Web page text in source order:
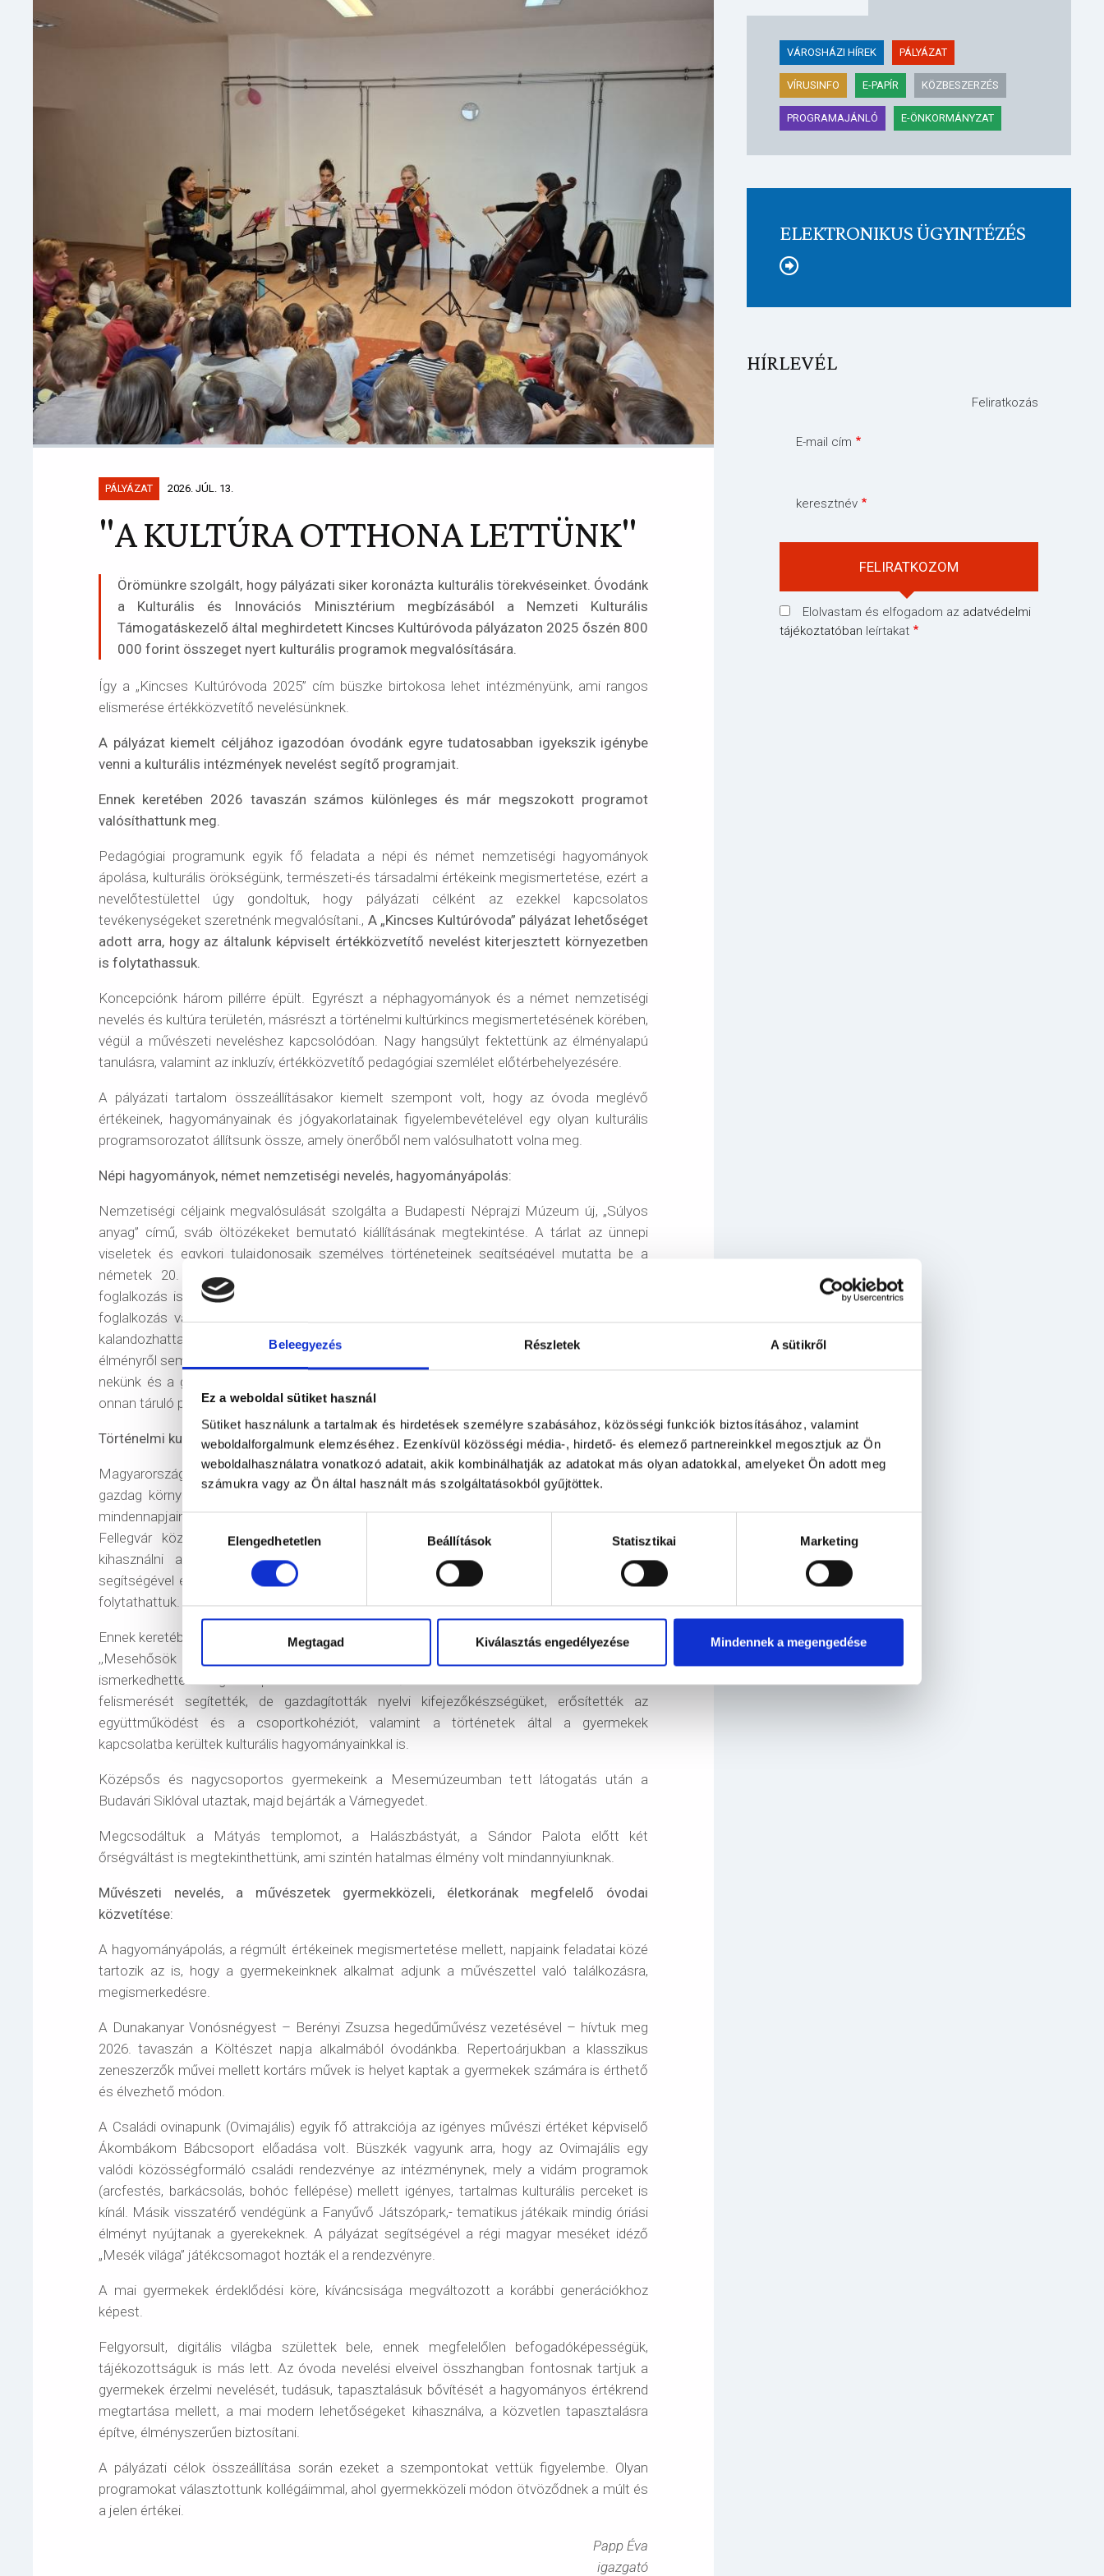
Beleegyezés Részletek A sütikről
Ez a weboldal sütiket használ
Sütiket használunk a tartalmak és hirdetések személyre szabásához, közösségi funkciók biztosításához, valamint
weboldalforgalmunk elemzéséhez. Ezenkívül közösségi média-, hirdető- és elemező partnereinkkel megosztjuk az Ön
weboldalhasználatra vonatkozó adatait, akik kombinálhatják az adatokat más olyan adatokkal, amelyeket Ön adott meg
számukra vagy az Ön által használt más szolgáltatásokból gyűjtöttek.
kiválasztásaElengedhetetlen Beállítások Statisztikai Marketing
Megtagad Kiválasztás engedélyezése Mindennek a megengedése
PÁLYÁZAT 2026. JÚL. 13.
"A KULTÚRA OTTHONA LETTÜNK"
Örömünkre szolgált, hogy pályázati siker koronázta kulturális törekvéseinket. Óvodánk
a Kulturális és Innovációs Minisztérium megbízásából a Nemzeti Kulturális
Támogatáskezelő által meghirdetett Kincses Kultúróvoda pályázaton 2025 őszén 800
000 forint összeget nyert kulturális programok megvalósítására.
Így a „Kincses Kultúróvoda 2025” cím büszke birtokosa lehet intézményünk, ami rangos
elismerése értékközvetítő nevelésünknek.
A pályázat kiemelt céljához igazodóan óvodánk egyre tudatosabban igyekszik igénybe
venni a kulturális intézmények nevelést segítő programjait.
Ennek keretében 2026 tavaszán számos különleges és már megszokott programot
valósíthattunk meg.
Pedagógiai programunk egyik fő feladata a népi és német nemzetiségi hagyományok
ápolása, kulturális örökségünk, természeti-és társadalmi értékeink megismertetése, ezért a
nevelőtestülettel úgy gondoltuk, hogy pályázati célként az ezekkel kapcsolatos
tevékenységeket szeretnénk megvalósítani., A „Kincses Kultúróvoda” pályázat lehetőséget
adott arra, hogy az általunk képviselt értékközvetítő nevelést kiterjesztett környezetben
is folytathassuk.
Koncepciónk három pillérre épült. Egyrészt a néphagyományok és a német nemzetiségi
nevelés és kultúra területén, másrészt a történelmi kultúrkincs megismertetésének körében,
végül a művészeti neveléshez kapcsolódóan. Nagy hangsúlyt fektettünk az élményalapú
tanulásra, valamint az inkluzív, értékközvetítő pedagógiai szemlélet előtérbehelyezésére.
A pályázati tartalom összeállításakor kiemelt szempont volt, hogy az óvoda meglévő
értékeinek, hagyományainak és jógyakorlatainak figyelembevételével egy olyan kulturális
programsorozatot állítsunk össze, amely önerőből nem valósulhatott volna meg.
Népi hagyományok, német nemzetiségi nevelés, hagyományápolás:
Nemzetiségi céljaink megvalósulását szolgálta a Budapesti Néprajzi Múzeum új, „Súlyos
anyag” című, sváb öltözékeket bemutató kiállításának megtekintése. A tárlat az ünnepi
viseletek és egykori tulajdonosaik személyes történeteinek segítségével mutatta be a
németek 20. századi történelmét. A kiállításhoz tárlatvezetés és múzeumpedagógiai
foglalkozás is kapcsolódott. Az óvodásokat „A nagymama gardróbja” elnevezésű mesés
foglalkozás várta, ahol beszélő ruhák, titkokat rejtő kendők és varázslatok segítségével
kalandozhattak óvodás gyermekeink a múltban. Nem feledkezhetünk meg arról az
élményről sem, amit a múzeum nemzetközi szinten is elismert emblematikus épülete adott
nekünk és a gyerekeknek. Nemcsak a belső terek, de az épület tetejére való séta és az
onnan táruló panoráma is maradandó élményként él bennünk.
Történelmi kultúrkincs megismertetése:
Magyarországon irigylésre méltó helyzetben van óvodánk, hogy ilyen történelmi emlékekben
gazdag környezet vesz körül minket. Nem lehetünk elég hálásak azért, hogy az óvodai
mindennapjaink során számunkra természetes a Királyi Palota, a Salamon-torony, a
Fellegvár közelsége. Ezeket az adottságainkat legjobb tudásunk szerint igyekszünk
kihasználni a gyermekek mind élménygazdagabb nevelése érdekében. A pályázat
segítségével ezt a gyakorlatunkat földrajzi értelemben kiszélesítve, a Budai Várnegyedben
folytathattuk.
Ennek keretében terveztük a Mesemúzeum meglátogatását. A múzeumban a gyerekek – a
,,Mesehősök hétpróbája” elnevezésű interaktív múzeumpedagógiai foglakozás keretében
ismerkedhettek meg a népmesékkel és azok hőseivel. A mesék nemcsak az érzelmek
felismerését segítették, de gazdagították nyelvi kifejezőkészségüket, erősítették az
együttműködést és a csoportkohéziót, valamint a történetek által a gyermekek
kapcsolatba kerültek kulturális hagyományainkkal is.
Középsős és nagycsoportos gyermekeink a Mesemúzeumban tett látogatás után a
Budavári Siklóval utaztak, majd bejárták a Várnegyedet.
Megcsodáltuk a Mátyás templomot, a Halászbástyát, a Sándor Palota előtt két
őrségváltást is megtekinthettünk, ami szintén hatalmas élmény volt mindannyiunknak.
Művészeti nevelés, a művészetek gyermekközeli, életkorának megfelelő óvodai
közvetítése:
A hagyományápolás, a régmúlt értékeinek megismertetése mellett, napjaink feladatai közé
tartozik az is, hogy a gyermekeinknek alkalmat adjunk a művészettel való találkozásra,
megismerkedésre.
A Dunakanyar Vonósnégyest – Berényi Zsuzsa hegedűművész vezetésével – hívtuk meg
2026. tavaszán a Költészet napja alkalmából óvodánkba. Repertoárjukban a klasszikus
zeneszerzők művei mellett kortárs művek is helyet kaptak a gyermekek számára is érthető
és élvezhető módon.
A Családi ovinapunk (Ovimajális) egyik fő attrakciója az igényes művészi értéket képviselő
Ákombákom Bábcsoport előadása volt. Büszkék vagyunk arra, hogy az Ovimajális egy
valódi közösségformáló családi rendezvénye az intézménynek, mely a vidám programok
(arcfestés, barkácsolás, bohóc fellépése) mellett igényes, tartalmas kulturális perceket is
kínál. Másik visszatérő vendégünk a Fanyűvő Játszópark,- tematikus játékaik mindig óriási
élményt nyújtanak a gyerekeknek. A pályázat segítségével a régi magyar meséket idéző
„Mesék világa” játékcsomagot hozták el a rendezvényre.
A mai gyermekek érdeklődési köre, kíváncsisága megváltozott a korábbi generációkhoz
képest.
Felgyorsult, digitális világba születtek bele, ennek megfelelőlen befogadóképességük,
tájékozottságuk is más lett. Az óvoda nevelési elveivel összhangban fontosnak tartjuk a
gyermekek érzelmi nevelését, tudásuk, tapasztalásuk bővítését a hagyományos értékrend
megtartása mellett, a mai modern lehetőségeket kihasználva, a közvetlen tapasztalásra
építve, élményszerűen biztosítani.
A pályázati célok összeállítása során ezeket a szempontokat vettük figyelembe. Olyan
programokat választottunk kollégáimmal, ahol gyermekközeli módon ötvöződnek a múlt és
a jelen értékei.
Papp Éva
igazgató
VÁROSHÁZI HÍREK PÁLYÁZAT
VÍRUSINFO E-PAPÍR KÖZBESZERZÉS
PROGRAMAJÁNLÓ E-ÖNKORMÁNYZAT
ELEKTRONIKUS ÜGYINTÉZÉS
HÍRLEVÉL
Feliratkozás
E-mail cím
keresztnév
Elolvastam és elfogadom az adatvédelmi
tájékoztatóban leírtakat